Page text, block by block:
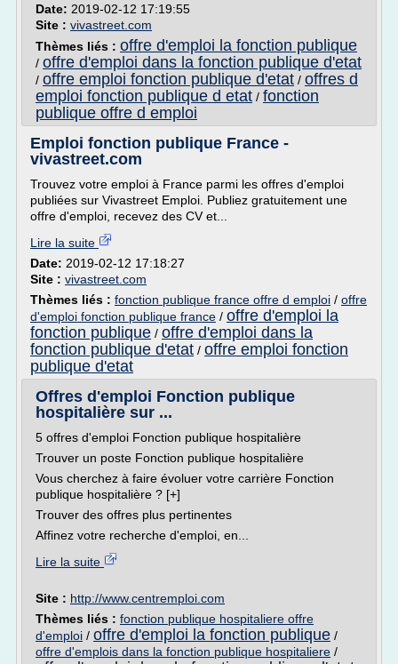
Date: 2019-02-12 17:19:55
Site : vivastreet.com
Thèmes liés : offre d'emploi la fonction publique
/ offre d'emploi dans la fonction publique d'etat
/ offre emploi fonction publique d'etat / offres d
emploi fonction publique d etat / fonction
publique offre d emploi
Emploi fonction publique France -
vivastreet.com
Trouvez votre emploi à France parmi les offres d'emploi
publiées sur Vivastreet Emploi. Publiez gratuitement une
offre d'emploi, recevez des CV et...
Lire la suite
Date: 2019-02-12 17:18:27
Site : vivastreet.com
Thèmes liés : fonction publique france offre d emploi / offre
d'emploi fonction publique france / offre d'emploi la
fonction publique / offre d'emploi dans la
fonction publique d'etat / offre emploi fonction
publique d'etat
Offres d'emploi Fonction publique
hospitalière sur ...
5 offres d'emploi Fonction publique hospitalière
Trouver un poste Fonction publique hospitalière
Vous cherchez à faire évoluer votre carrière Fonction
publique hospitalière ? [+]
Trouver des offres plus pertinentes
Affinez votre recherche d'emploi, en...
Lire la suite
Site : http://www.centremploi.com
Thèmes liés : fonction publique hospitaliere offre
d'emploi / offre d'emploi la fonction publique /
offre d'emplois dans la fonction publique hospitaliere /